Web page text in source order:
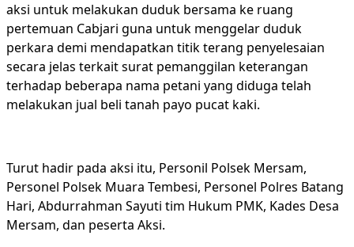
aksi untuk melakukan duduk bersama ke ruang
pertemuan Cabjari guna untuk menggelar duduk
perkara demi mendapatkan titik terang penyelesaian
secara jelas terkait surat pemanggilan keterangan
terhadap beberapa nama petani yang diduga telah
melakukan jual beli tanah payo pucat kaki.
Turut hadir pada aksi itu, Personil Polsek Mersam,
Personel Polsek Muara Tembesi, Personel Polres Batang
Hari, Abdurrahman Sayuti tim Hukum PMK, Kades Desa
Mersam, dan peserta Aksi.